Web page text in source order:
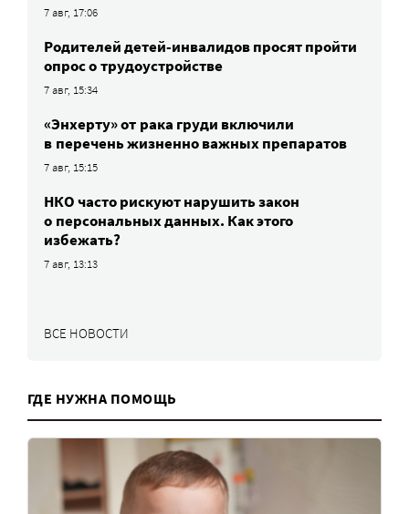
7 авг, 17:06
Родителей детей-инвалидов просят пройти
опрос о трудоустройстве
7 авг, 15:34
«Энхерту» от рака груди включили
в перечень жизненно важных препаратов
7 авг, 15:15
НКО часто рискуют нарушить закон
о персональных данных. Как этого
избежать?
7 авг, 13:13
ВСЕ НОВОСТИ
ГДЕ НУЖНА ПОМОЩЬ